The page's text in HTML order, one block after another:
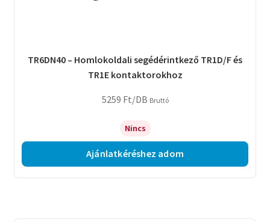
TR6DN40 – Homlokoldali segédérintkező TR1D/F és
TR1E kontaktorokhoz
5259 Ft/DB Bruttó
Nincs
Ajánlatkéréshez adom